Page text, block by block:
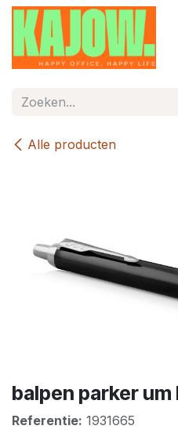
Overslaan naar inhoud
Alle producten
balpen parker
Referentie: 1931665